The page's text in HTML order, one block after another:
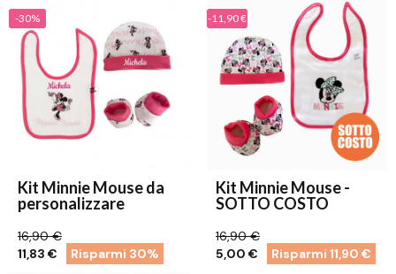
-30%
Kit Minnie Mouse da
personalizzare
16,90 €
11,83 €
Risparmi 30%
-11,90 €
Kit Minnie Mouse -
SOTTO COSTO
16,90 €
5,00 €
Risparmi 11,90 €